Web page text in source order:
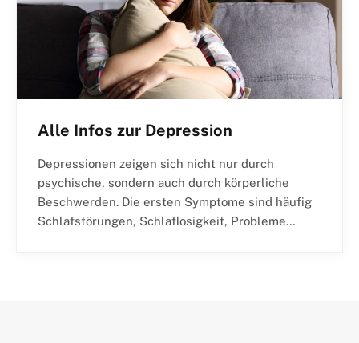
Alle Infos zur Depression
Depressionen zeigen sich nicht nur durch
psychische, sondern auch durch körperliche
Beschwerden. Die ersten Symptome sind häufig
Schlafstörungen, Schlaflosigkeit, Probleme…